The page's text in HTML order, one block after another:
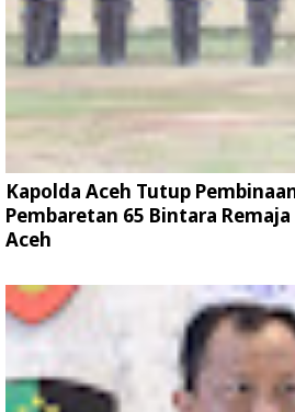
Kapolda Aceh Tutup
Pembaretan 65 Bintara
Aceh